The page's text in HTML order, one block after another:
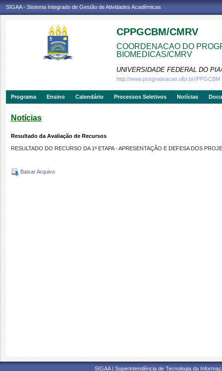
SIGAA - Sistema Integrado de Gestão de Atividades Acadêmicas
CPPGCBM/CMRV
COORDENACAO DO
BIOMEDICAS/CMRV
UNIVERSIDADE FEDERAL DO
http://www.posgraduacao.ufpi.br//PPGCBM
Programa Ensino Calendário Processos Seletivos Notícias
Notícias
Resultado da Avaliação de Recursos
RESULTADO DO RECURSO DA 1ª ETAPA - APRESENTAÇÃO E DEFESA DOS
Baixar Arquivo
SIGAA | Superintendência de Tecnologia da